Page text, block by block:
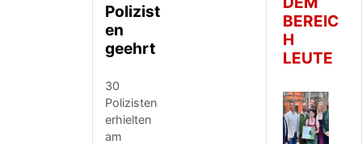
Polizist
en
geehrt
30
Polizisten
erhielten
am
BEREIC
H
LEUTE